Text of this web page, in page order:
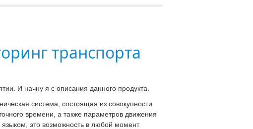
транспорта
И начну я с описания данного продукта.
система, состоящая из совокупности
времени, а также параметров движения
это возможность в любой момент